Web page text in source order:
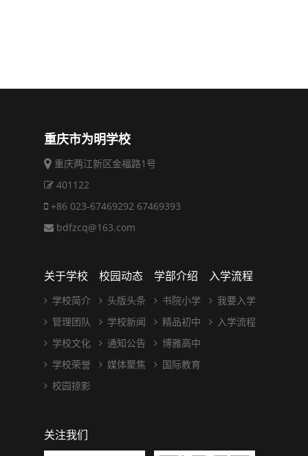
重庆市为明学校
重庆两江新区金福路1号
401122
+86 023-67469292 67469393
bdfzcq@163.com
关于学校
学校简介
管理团队
学校文化
学校荣誉
校园掠影
校园动态
头版头条
学校新闻
通知公告
媒体聚焦
学部介绍
书院小学
精品初中
博雅高中
国际教育
入学流程
我要入学
入学流程
关注我们